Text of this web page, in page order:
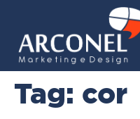
Tag: cor